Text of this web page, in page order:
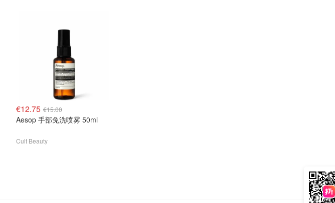
€12.75 €15.00
Aesop 手部免洗喷雾 50ml
Cult Beauty